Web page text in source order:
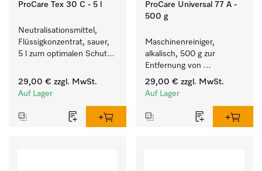
ProCare Tex 30 C - 5 l
Neutralisationsmittel,
Flüssigkonzentrat, sauer,
5 l zum optimalen Schutz
zuverlässige
Neutralisation.
29,00 € zzgl. MwSt.
Auf Lager
ProCare Universal 77 A -
500 g
Maschinenreiniger,
alkalisch, 500 g zur
Entfernung von
hartnäckigen
Stärkebelägen.
29,00 € zzgl. MwSt.
Auf Lager